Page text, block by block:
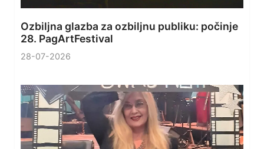
Ozbiljna glazba za ozbiljnu publiku: počinje
28. PagArtFestival
28-07-2026